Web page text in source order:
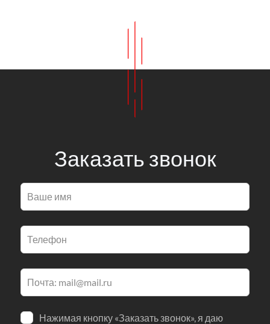
Заказать звонок
Оставьте
это
поле
пустым
Нажимая кнопку «Заказать звонок», я даю